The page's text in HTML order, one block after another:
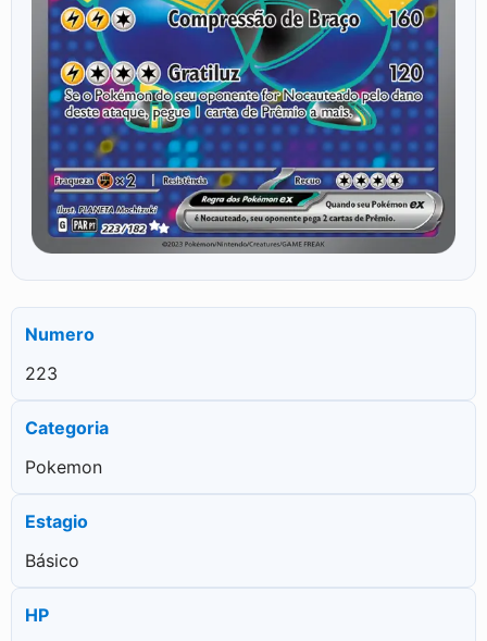
Numero
223
Categoria
Pokemon
Estagio
Básico
HP